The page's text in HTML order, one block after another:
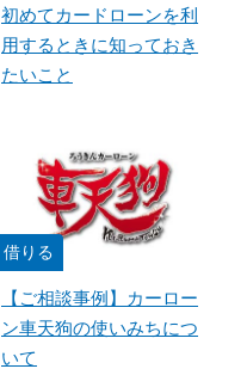
初めてカードローンを利
用するときに知っておき
たいこと
借りる
【ご相談事例】カーロー
ン車天狗の使いみちにつ
いて